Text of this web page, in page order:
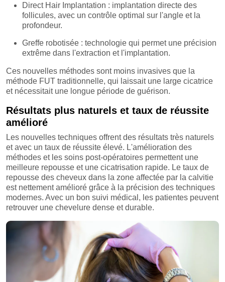
Direct Hair Implantation : implantation directe des
follicules, avec un contrôle optimal sur l'angle et la
profondeur.
Greffe robotisée : technologie qui permet une précision
extrême dans l'extraction et l'implantation.
Ces nouvelles méthodes sont moins invasives que la
méthode FUT traditionnelle, qui laissait une large cicatrice
et nécessitait une longue période de guérison.
Résultats plus naturels et taux de réussite
amélioré
Les nouvelles techniques offrent des résultats très naturels
et avec un taux de réussite élevé. L'amélioration des
méthodes et les soins post-opératoires permettent une
meilleure repousse et une cicatrisation rapide. Le taux de
repousse des cheveux dans la zone affectée par la calvitie
est nettement amélioré grâce à la précision des techniques
modernes. Avec un bon suivi médical, les patientes peuvent
retrouver une chevelure dense et durable.